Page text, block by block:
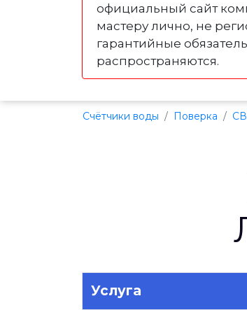
официальный сайт
мастеру лично, не
гарантийные
распространяются.
Счётчики воды Поверка
Услуга